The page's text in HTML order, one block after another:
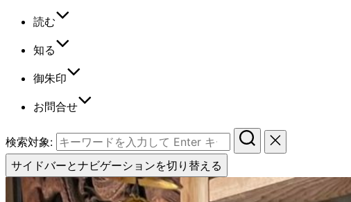
読む
知る
御朱印
お問合せ
検索対象:
サイドバーとナビゲーションを切り替える